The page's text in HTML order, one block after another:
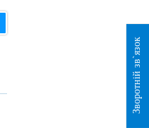
Зворотній зв`язок